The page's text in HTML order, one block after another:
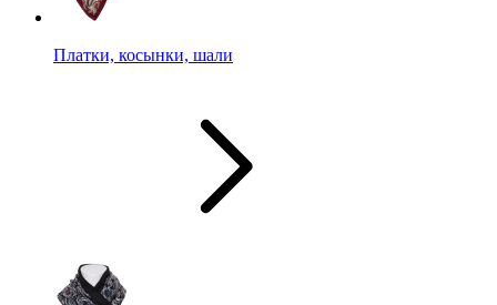
Платки, косынки, шали